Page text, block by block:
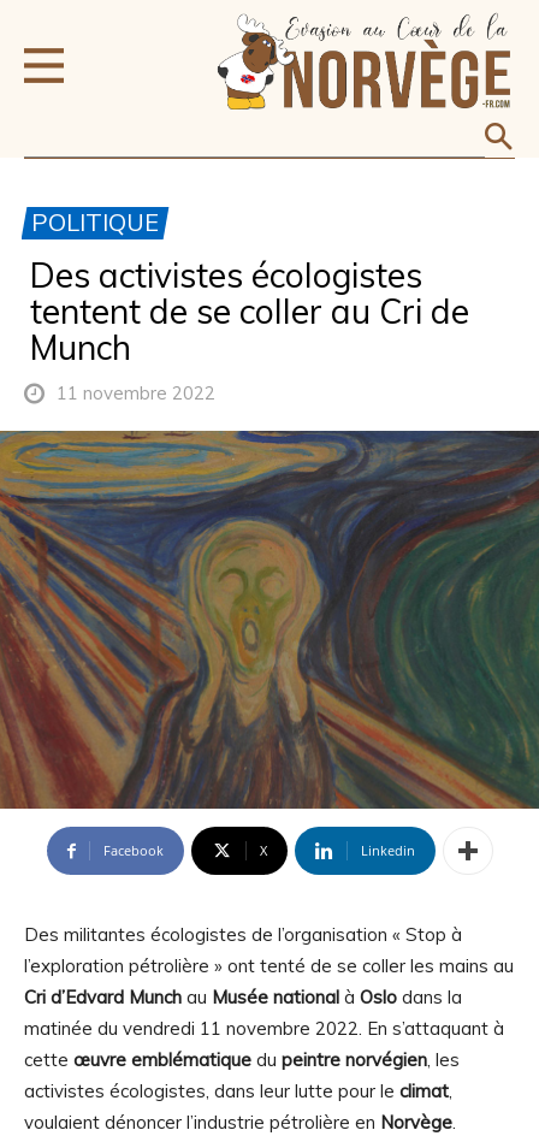
POLITIQUE
Des activistes écologistes
tentent de se coller au Cri de
Munch
11 novembre 2022
Facebook X Linkedin
Des militantes écologistes de l’organisation « Stop à
l’exploration pétrolière » ont tenté de se coller les mains au
Cri d’Edvard Munch au Musée national à Oslo dans la
matinée du vendredi 11 novembre 2022. En s’attaquant à
cette œuvre emblématique du peintre norvégien, les
activistes écologistes, dans leur lutte pour le climat,
voulaient dénoncer l’industrie pétrolière en Norvège.